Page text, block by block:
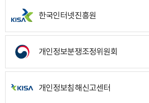
한국인터넷진흥원
개인정보분쟁조정위원회
개인정보침해신고센터